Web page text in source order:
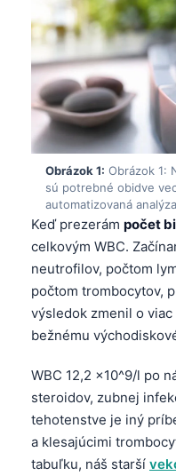
Obrázok 1: Obrázok 1:
sú potrebné obidve
automatizovaná
Keď prezerám počet
celkovým WBC.
neutrofilov, počtom
počtom trombocytov,
výsledok zmenil o
bežnému
WBC 12,2 ×10^9/l po
steroidov, zubnej
tehotenstve je iný
a klesajúcimi
tabuľku, náš starší